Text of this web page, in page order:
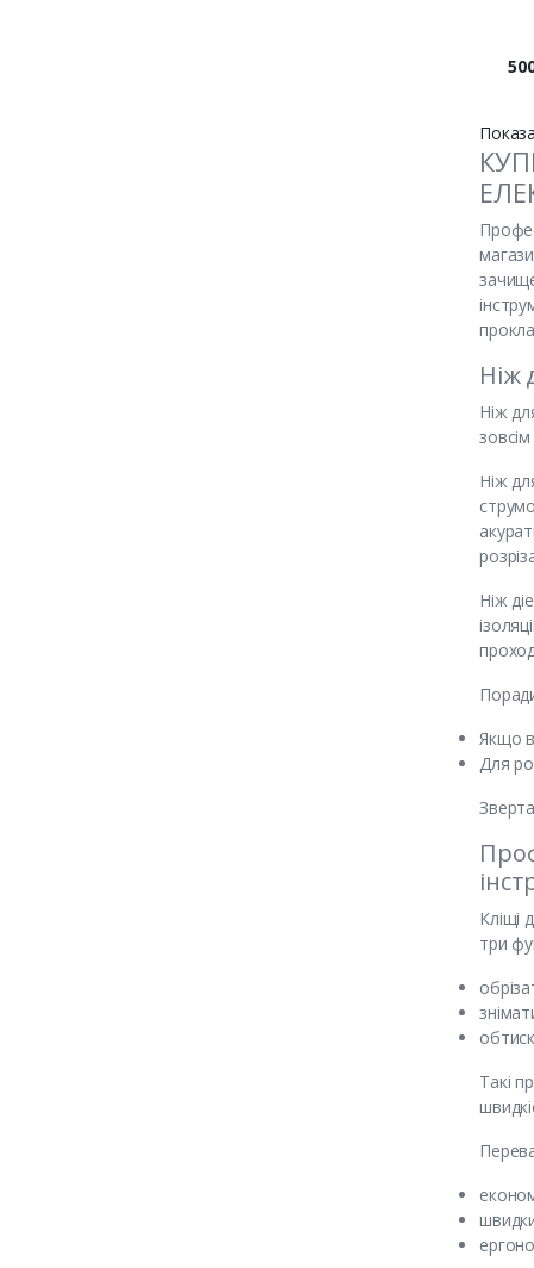
Ніж
Ніж
Ніж
Ніж
Якщо
Для
Кліщі
три
Такі